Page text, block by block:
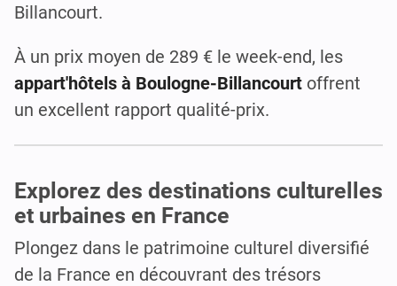
Billancourt.
À un prix moyen de 289 € le week-end, les
appart'hôtels à Boulogne-Billancourt offrent
un excellent rapport qualité-prix.
Explorez des destinations culturelles
et urbaines en France
Plongez dans le patrimoine culturel diversifié
de la France en découvrant des trésors